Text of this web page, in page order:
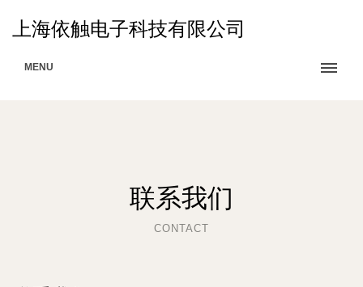
上海依触电子科技有限公司
MENU
联系我们
CONTACT